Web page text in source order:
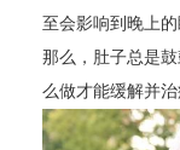
至会影响到晚上
那么，肚子总是
么做才能缓解并治